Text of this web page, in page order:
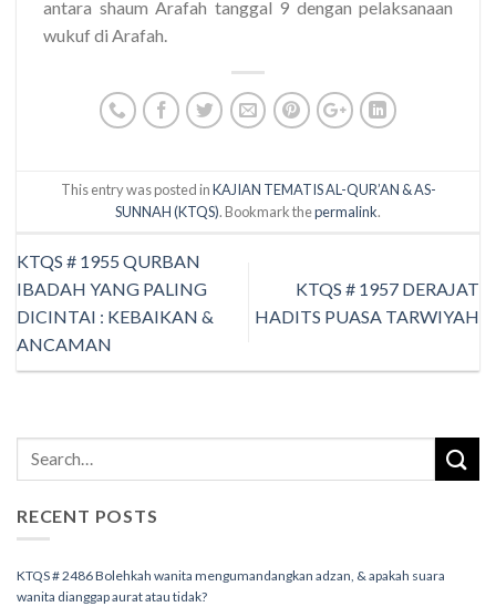
antara shaum Arafah tanggal 9 dengan pelaksanaan
wukuf di Arafah.
This entry was posted inKAJIAN TEMATIS AL-QUR’AN & AS-
SUNNAH (KTQS). Bookmark thepermalink.
KTQS # 1955 QURBAN
IBADAH YANG PALING
DICINTAI : KEBAIKAN &
ANCAMAN
KTQS # 1957 DERAJAT
HADITS PUASA TARWIYAH
RECENT POSTS
KTQS # 2486 Bolehkah wanita mengumandangkan adzan, & apakah suara
wanita dianggap aurat atau tidak?